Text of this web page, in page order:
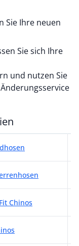
Chinos